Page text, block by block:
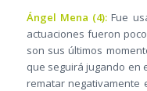
Ángel Mena (4): Fue
actuaciones fueron
son sus últimos
que seguirá jugando en
rematar